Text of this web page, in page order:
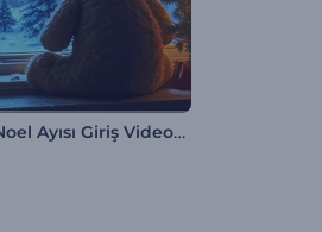
Noel Ayısı Giriş Videosu